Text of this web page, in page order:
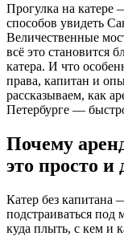
Прогулка на катере
способов увидеть
Величественные
всё это становится
катера. И что
права, капитан и
рассказываем, как
Петербурге —
Почему
это просто и
Катер без капитана
подстраиваться
куда плыть, с кем и